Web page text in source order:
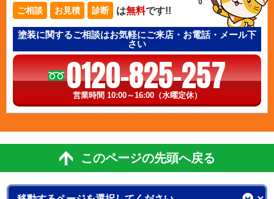
ご相談 お見積 診断 は無料です!!
塗装に関するご相談はお気軽にご来店・お電話・メール下
さい
0120-825-257
営業時間 10:00～16:00（水曜定休）
このページの先頭へ戻る